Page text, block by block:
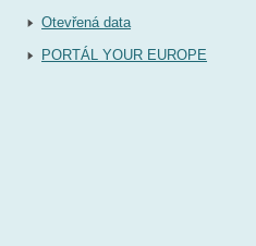
Otevřená data
PORTÁL YOUR EUROPE